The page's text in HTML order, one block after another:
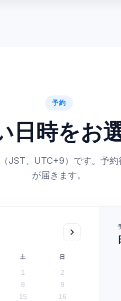
予約
日時をお
JST、UTC+9）です。予
が届きます。
土 日
1
2
8
9
15
16